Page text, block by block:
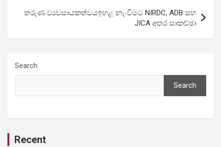
තරුණ ව්‍යවසායකත්වයඉහළ නැංවීමට NIRDC, ADB සහ
JICA අතර සාකච්ඡා
Search
Search
Recent